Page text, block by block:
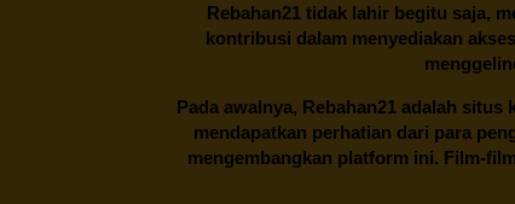
Rebahan21tidak lahir begitu saja,
kontribusi dalam menyediakan
Pada awalnya, Rebahan21adalah situs
mendapatkan perhatian dari para
mengembangkan platform ini. Film-